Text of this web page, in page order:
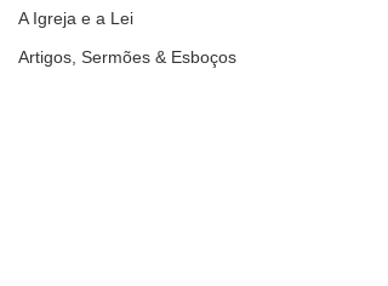
A Igreja e a Lei
Artigos, Sermões & Esboços